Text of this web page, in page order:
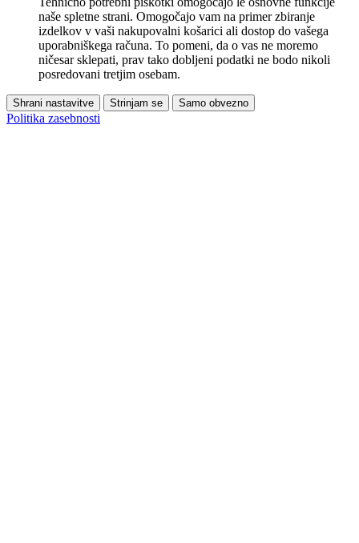
naše spletne strani. Omogočajo vam na primer zbiranje
izdelkov v vaši nakupovalni košarici ali dostop do vašega
uporabniškega računa. To pomeni, da o vas ne moremo
ničesar sklepati, prav tako dobljeni podatki ne bodo nikoli
posredovani tretjim osebam.
Shrani nastavitve Strinjam se Samo obvezno
Politika zasebnosti